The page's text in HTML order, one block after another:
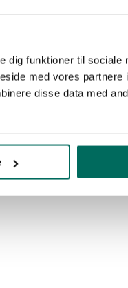
dig funktioner til sociale
med vores partnere
disse data med